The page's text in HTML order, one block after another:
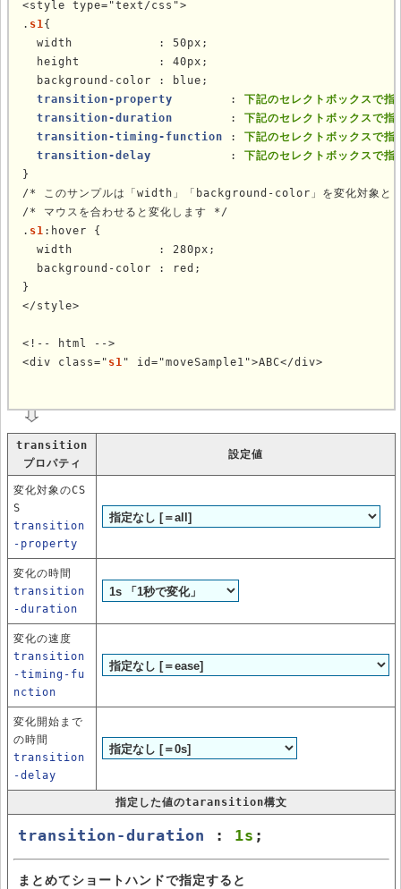
<style type="text/css">
. s1{
  width            : 50px;
  height           : 40px;
  background-color : blue;
transition-property
: 下記のセレクトボックスで指
transition-duration
: 下記のセレクトボックスで指
transition-timing-function : 下記のセレクトボックスで指
transition-delay
: 下記のセレクトボックスで指
}
/* このサンプルは「width」「background-color」を変化対象と
/* マウスを合わせると変化します */
. s1 :hover {
  width            : 280px;
  background-color : red;
}
</style>
<!-- html -->
<div class=" s1 " id="moveSample1">ABC</div>
transition
プロパティ
設定値
変化対象のCS
S
transition
-property
変化の時間
transition
-duration
変化の速度
transition
-timing-fu
nction
変化開始まで
の時間
transition
-delay
指定した値のtaransition構文
transition-duration : 1s ;
まとめてショートハンドで指定すると